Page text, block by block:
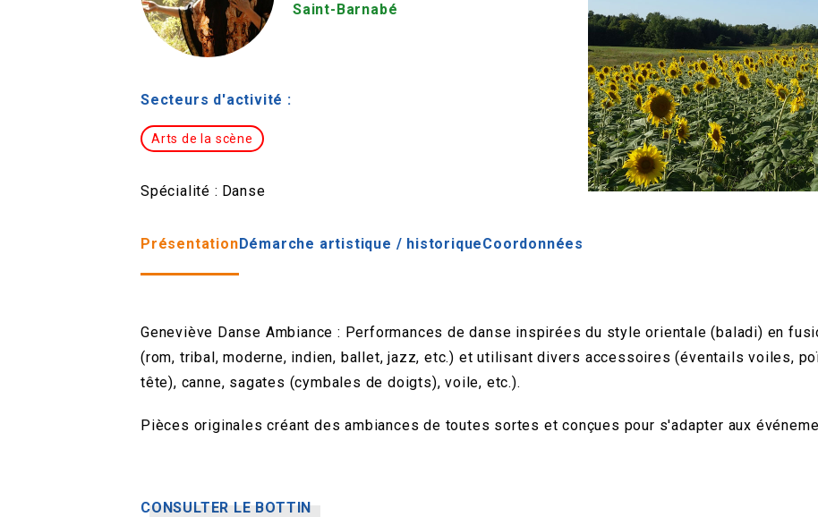
Saint-Barnabé
Secteurs d'activité :
Arts de la scène
Spécialité : Danse
PrésentationDémarche artistique / historiqueCoordonnées
Geneviève Danse Ambiance : Performances de danse inspirées du style orientale (baladi) en
(rom, tribal, moderne, indien, ballet, jazz, etc.) et utilisant divers accessoires (éventails voiles,
tête), canne, sagates (cymbales de doigts), voile, etc.).
Pièces originales créant des ambiances de toutes sortes et conçues pour s'adapter aux
CONSULTER LE BOTTIN